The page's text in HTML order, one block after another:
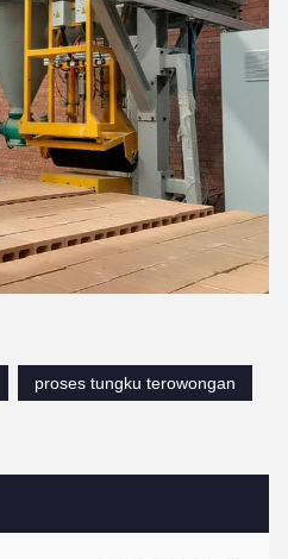
proses tungku terowongan